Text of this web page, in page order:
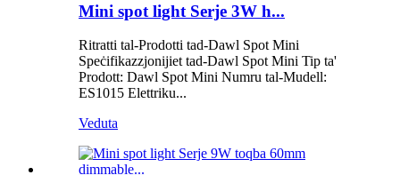
Mini spot light Serje 3W h...
Ritratti tal-Prodotti tad-Dawl Spot Mini
Speċifikazzjonijiet tad-Dawl Spot Mini Tip ta'
Prodott: Dawl Spot Mini Numru tal-Mudell:
ES1015 Elettriku...
Veduta